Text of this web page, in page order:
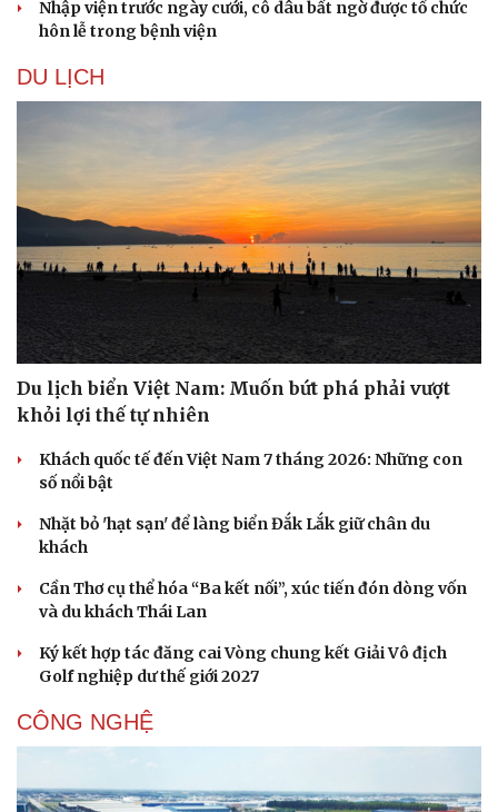
Cây thuốc
Nhi khoa
Nam khoa
Nhập viện trước ngày cưới, cô dâu bất ngờ được tổ chức
hôn lễ trong bệnh viện
DU LỊCH
Du lịch biển Việt Nam: Muốn bứt phá phải vượt
khỏi lợi thế tự nhiên
Khách quốc tế đến Việt Nam 7 tháng 2026: Những con
số nổi bật
Nhặt bỏ 'hạt sạn' để làng biển Đắk Lắk giữ chân du
khách
Cần Thơ cụ thể hóa “Ba kết nối”, xúc tiến đón dòng vốn
và du khách Thái Lan
Ký kết hợp tác đăng cai Vòng chung kết Giải Vô địch
Golf nghiệp dư thế giới 2027
CÔNG NGHỆ